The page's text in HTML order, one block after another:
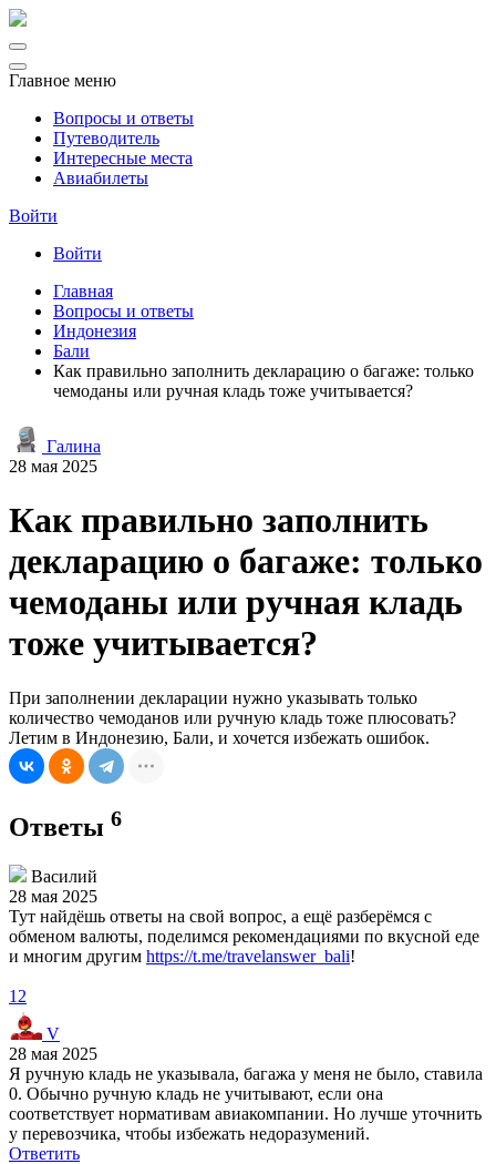
Главное меню
Вопросы и ответы
Путеводитель
Интересные места
Авиабилеты
Войти
Войти
Главная
Вопросы и ответы
Индонезия
Бали
Как правильно заполнить декларацию о багаже: только
чемоданы или ручная кладь тоже учитывается?
Галина
28 мая 2025
Как правильно заполнить
декларацию о багаже: только
чемоданы или ручная кладь
тоже учитывается?
При заполнении декларации нужно указывать только
количество чемоданов или ручную кладь тоже плюсовать?
Летим в Индонезию, Бали, и хочется избежать ошибок.
Ответы 6
Василий
28 мая 2025
Тут найдёшь ответы на свой вопрос, а ещё разберёмся с
обменом валюты, поделимся рекомендациями по вкусной еде
и многим другим https://t.me/travelanswer_bali!
12
V
28 мая 2025
Я ручную кладь не указывала, багажа у меня не было, ставила
0. Обычно ручную кладь не учитывают, если она
соответствует нормативам авиакомпании. Но лучше уточнить
у перевозчика, чтобы избежать недоразумений.
Ответить